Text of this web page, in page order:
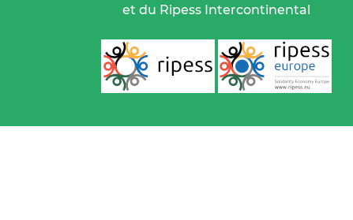
et du Ripess Intercontinental